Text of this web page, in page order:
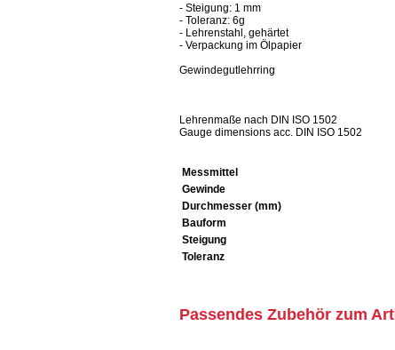
- Steigung: 1 mm
- Toleranz: 6g
- Lehrenstahl, gehärtet
- Verpackung im Ölpapier
Gewindegutlehrring
Lehrenmaße nach DIN ISO 1502
Gauge dimensions acc. DIN ISO 1502
Messmittel
Gewinde
Durchmesser (mm)
Bauform
Steigung
Toleranz
Passendes Zubehör zum